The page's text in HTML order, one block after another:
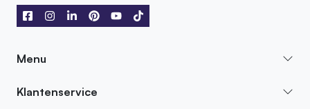
Menu
Klantenservice